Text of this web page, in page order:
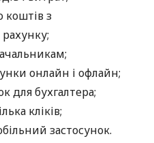
з
онлайн і офлайн;
для бухгалтера;
кліків;
застосунок.